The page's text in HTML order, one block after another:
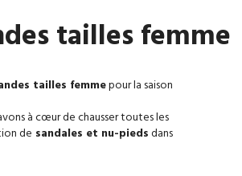
tailles femme
tailles femmepour la saison
à cœur de chausser toutes les
de sandales et nu-piedsdans